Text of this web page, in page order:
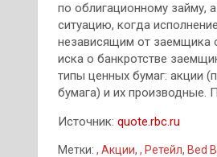
по облигационному займу,
ситуацию, когда
независящим от заемщика
иска о банкротстве
типы ценных бумаг: акции
бумага) и их производные.
Источник: quote.rbc.ru
Метки: , Акции, , Ретейл, Bed